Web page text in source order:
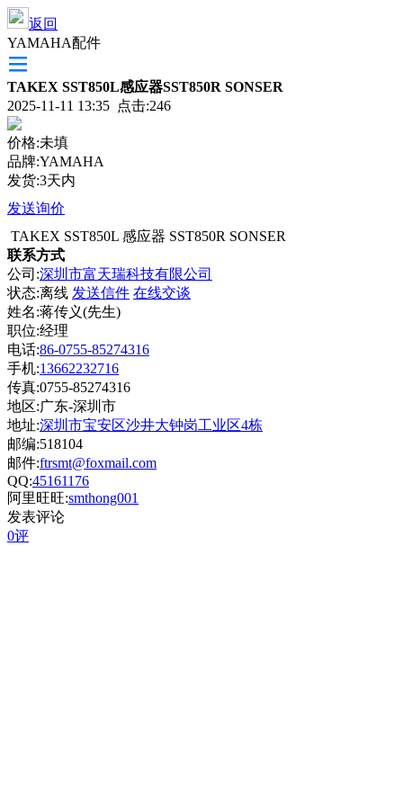
返回
YAMAHA配件
TAKEX SST850L感应器SST850R SONSER
2025-11-11 13:35 点击:246
价格:未填
品牌:YAMAHA
发货:3天内
发送询价
TAKEX SST850L 感应器 SST850R SONSER
联系方式
公司:深圳市富天瑞科技有限公司
状态:离线 发送信件 在线交谈
姓名:蒋传义(先生)
职位:经理
电话:86-0755-85274316
手机:13662232716
传真:0755-85274316
地区:广东-深圳市
地址:深圳市宝安区沙井大钟岗工业区4栋
邮编:518104
邮件:ftrsmt@foxmail.com
QQ:45161176
阿里旺旺:smthong001
发表评论
0评